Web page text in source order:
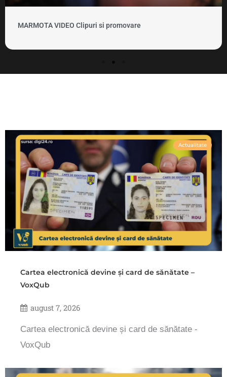
MARMOTA VIDEO Clipuri si promovare
Actualitate
Cartea electronică devine și card de sănătate –
VoxQub
august 7, 2026
Cartea electronică devine și card de sănătate -
VoxQub